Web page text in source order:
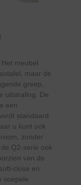
meubel
maar de
greep,
uitstraling. De
een
standaard
u kunt ook
zonder
Q2-serie ook
van de
close en
soepele